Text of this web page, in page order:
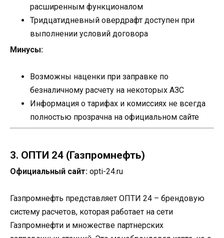
расширенным функционалом
Тридцатидневный овердрафт доступен при
выполнении условий договора
Минусы:
Возможны наценки при заправке по
безналичному расчету на некоторых АЗС
Информация о тарифах и комиссиях не всегда
полностью прозрачна на официальном сайте
3. ОПТИ 24 (Газпромнефть)
Официальный сайт: opti-24.ru
Газпромнефть представляет ОПТИ 24 – брендовую
систему расчетов, которая работает на сети
Газпромнефти и множестве партнерских